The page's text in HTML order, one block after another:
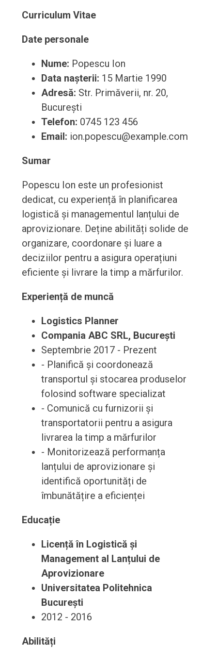
Curriculum Vitae
Date personale
Nume: Popescu Ion
Data nașterii: 15 Martie 1990
Adresă: Str. Primăverii, nr. 20,
București
Telefon: 0745 123 456
Email: ion.popescu@example.com
Sumar
Popescu Ion este un profesionist
dedicat, cu experiență în planificarea
logistică și managementul lanțului de
aprovizionare. Deține abilități solide de
organizare, coordonare și luare a
deciziilor pentru a asigura operațiuni
eficiente și livrare la timp a mărfurilor.
Experiență de muncă
Logistics Planner
Compania ABC SRL, București
Septembrie 2017 - Prezent
- Planifică și coordonează
transportul și stocarea produselor
folosind software specializat
- Comunică cu furnizorii și
transportatorii pentru a asigura
livrarea la timp a mărfurilor
- Monitorizează performanța
lanțului de aprovizionare și
identifică oportunități de
îmbunătățire a eficienței
Educație
Licență în Logistică și
Management al Lanțului de
Aprovizionare
Universitatea Politehnica
București
2012 - 2016
Abilități